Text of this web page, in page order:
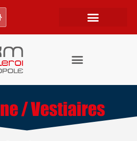
/ Vestiaires